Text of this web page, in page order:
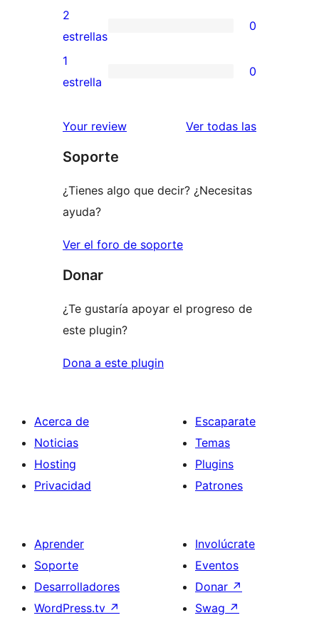
4
estrellas
valoraciones
de
3
estrellas
0
valoraciones
de
estrellas
2
estrellas
0
0
de
estrellas
1
estrella
0
Your review Ver todas las
Soporte
¿Tienes algo que decir? ¿Necesitas
ayuda?
Ver el foro de soporte
Donar
¿Te gustaría apoyar el progreso de
este plugin?
Dona a este plugin
Acerca de
Noticias
Hosting
Privacidad
Escaparate
Temas
Plugins
Patrones
Aprender
Soporte
Desarrolladores
WordPress.tv ↗
Involúcrate
Eventos
Donar ↗
Swag ↗